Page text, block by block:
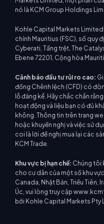
nó là KCM Group Holdings
Kohle Capital Markets Limited
chính Mauritius (FSC), số quy
Cyberati, Tầng trệt, The
Ebene 72201, Cộng hòa
Cảnh báo đầu tư rủi ro cao:
đồng Chênh lệch (CFD) có
lỗ đáng kể. Hãy chắc chắn
hoạt động và liệu bạn có đủ
không. Thông tin trên trang
hoặc khuyến nghị và việc sử
coi là lời đề nghị mua lại các
KCM Trade.
Khu vực bị hạn chế: Chúng tôi
cho cư dân của một số khu
Canada, Nhật Bản, Triều Tiên,
Úc, vui lòng truy cập
bởi Kohle Capital Markets Pty